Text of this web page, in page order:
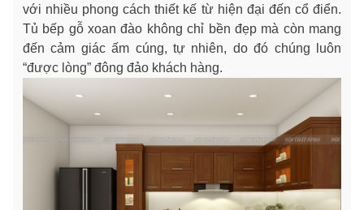
với nhiều phong cách thiết kế từ hiện đại đến cổ điển.
Tủ bếp gỗ xoan đào không chỉ bền đẹp mà còn mang
đến cảm giác ấm cúng, tự nhiên, do đó chúng luôn
“được lòng” đông đảo khách hàng.